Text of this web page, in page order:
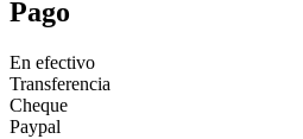
Pago
En efectivo
Transferencia
Cheque
Paypal